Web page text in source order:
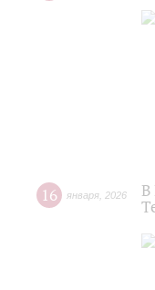
16 января 2026
В